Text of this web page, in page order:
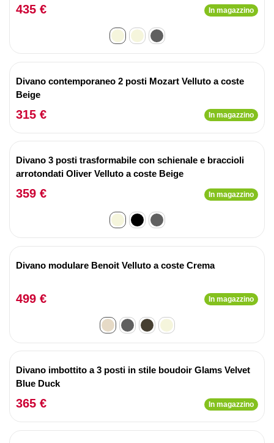
435 € In magazzino
Divano contemporaneo 2 posti Mozart Velluto a coste
Beige
315 € In magazzino
Divano 3 posti trasformabile con schienale e braccioli
arrotondati Oliver Velluto a coste Beige
359 € In magazzino
Divano modulare Benoit Velluto a coste Crema
499 € In magazzino
Divano imbottito a 3 posti in stile boudoir Glams Velvet
Blue Duck
365 € In magazzino